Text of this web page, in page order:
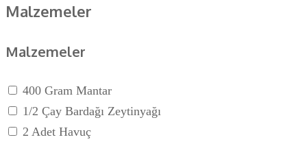
Malzemeler
Malzemeler
400 Gram Mantar
1/2 Çay Bardağı Zeytinyağı
2 Adet Havuç